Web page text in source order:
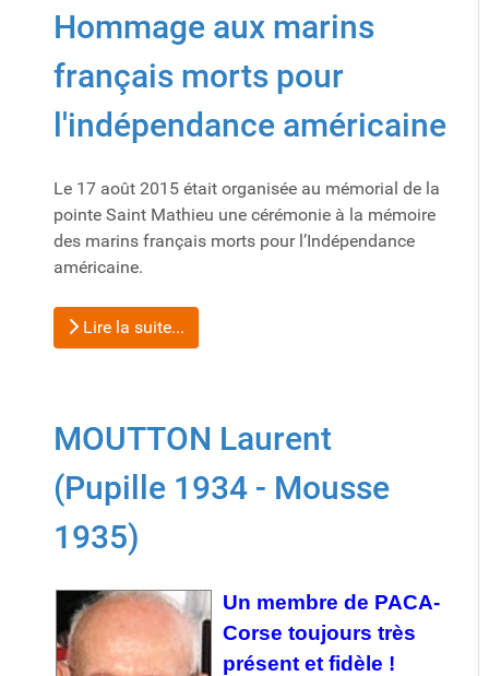
Hommage aux marins
français morts pour
l'indépendance américaine
Le 17 août 2015 était organisée au mémorial de la
pointe Saint Mathieu une cérémonie à la mémoire
des marins français morts pour l’Indépendance
américaine.
Lire la suite...
MOUTTON Laurent
(Pupille 1934 - Mousse
1935)
Un membre de PACA-
Corse toujours très
présent et fidèle !